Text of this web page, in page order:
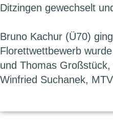
Ditzingen gewechselt
Bruno Kachur (Ü70)
Florettwettbewerb
und Thomas
Winfried Suchanek,